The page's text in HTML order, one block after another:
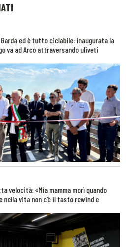
ed è tutto ciclabile: inaugurata la
va ad Arco attraversando uliveti
velocità: «Mia mamma morì quando
nella vita non c’è il tasto rewind e